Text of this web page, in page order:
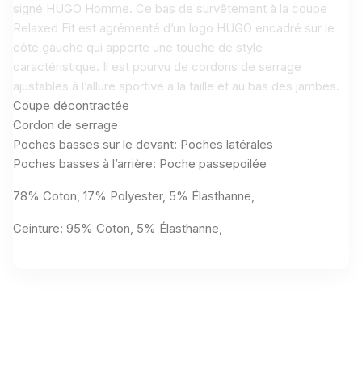
signé HUGO Homme. Ce bas de survêtement à la coupe
Relaxed Fit est agrémenté d’un logo HUGO encadré sur le
côté gauche qui apporte une touche de style
caractéristique. Il est pourvu de cordons de serrage
ajustables à l’allure sportive à la taille et au bas des jambes.
Coupe décontractée
Cordon de serrage
Poches basses sur le devant: Poches latérales
Poches basses à l’arrière: Poche passepoilée
78% Coton, 17% Polyester, 5% Élasthanne,
Ceinture: 95% Coton, 5% Élasthanne,